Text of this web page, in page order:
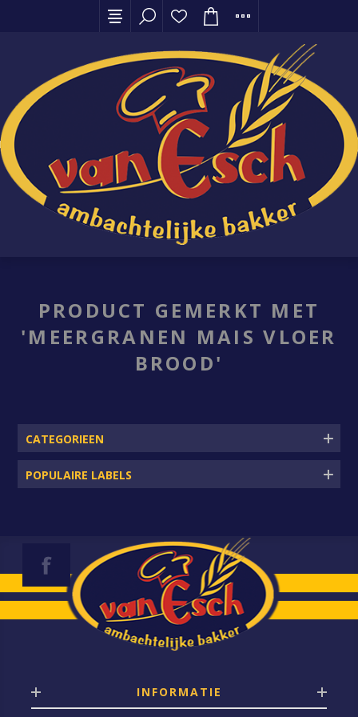
PRODUCT GEMERKT MET
'MEERGRANEN MAIS VLOER
BROOD'
CATEGORIEEN
POPULAIRE LABELS
INFORMATIE